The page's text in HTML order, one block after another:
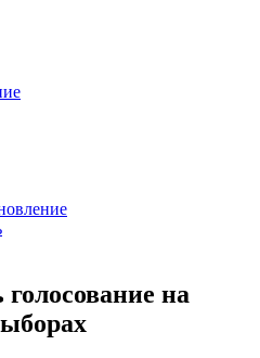
на